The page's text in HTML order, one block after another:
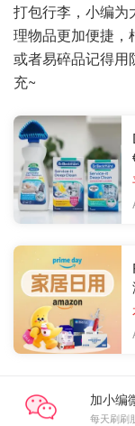
打包行李，小编为
理物品更加便捷，
或者易碎品记得用
充~
加小编
每天刷刷